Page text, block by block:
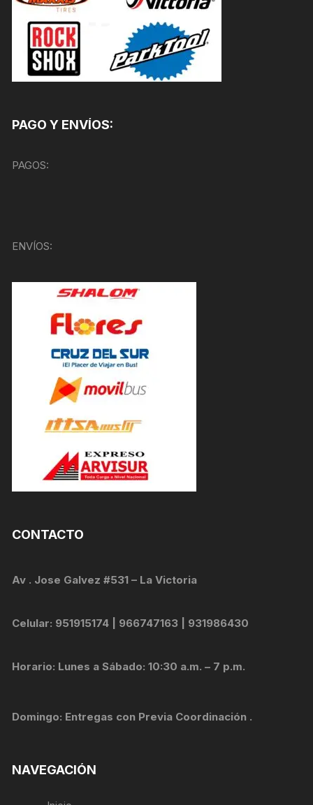
PAGO Y ENVÍOS:
PAGOS:
ENVÍOS:
CONTACTO
Av . Jose Galvez #531 – La Victoria
Celular: 951915174 | 966747163 | 931986430
Horario: Lunes a Sábado: 10:30 a.m. – 7 p.m.
Domingo: Entregas con Previa Coordinación .
NAVEGACIÓN